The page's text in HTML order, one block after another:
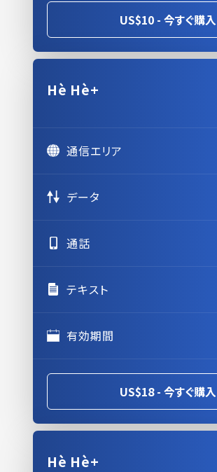
US$10 - 今すぐ購入
Hè Hè+
通信エリア
データ
通話
テキスト
有効期間
US$18 - 今すぐ購入
Hè Hè+